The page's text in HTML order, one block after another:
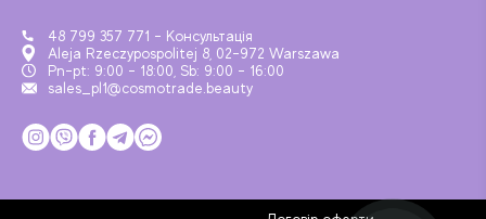
48 799 357 771 - Консультація
Aleja Rzeczypospolitej 8, 02-972 Warszawa
Pn-pt: 9:00 - 18:00, Sb: 9:00 - 16:00
sales_pl1@cosmotrade.beauty